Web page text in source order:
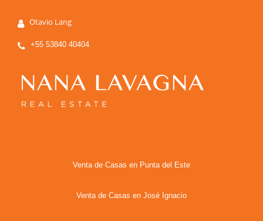
Otavio Lang
+55 53840 40404
Venta de Casas en Punta del Este
Venta de Casas en José Ignacio